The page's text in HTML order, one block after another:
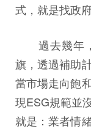
式，就是找政府
過去幾年，
旗，透過補助
當市場走向飽
現ESG規範並
就是：業者情